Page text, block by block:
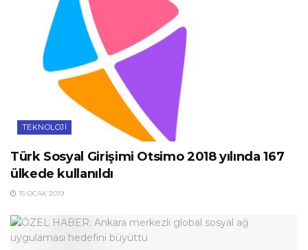
TEKNOLOJI
Türk Sosyal Girişimi Otsimo 2018 yılında 167
ülkede kullanıldı
15 OCAK 2019